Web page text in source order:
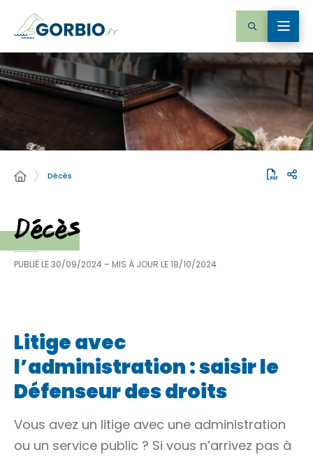
Décès
Décès
PUBLIÉ LE30/09/2024 – MIS À JOUR LE18/10/2024
Litige avec
l’administration : saisir le
Défenseur des droits
Vous avez un litige avec une administration
ou un service public ? Si vous n’arrivez pas à